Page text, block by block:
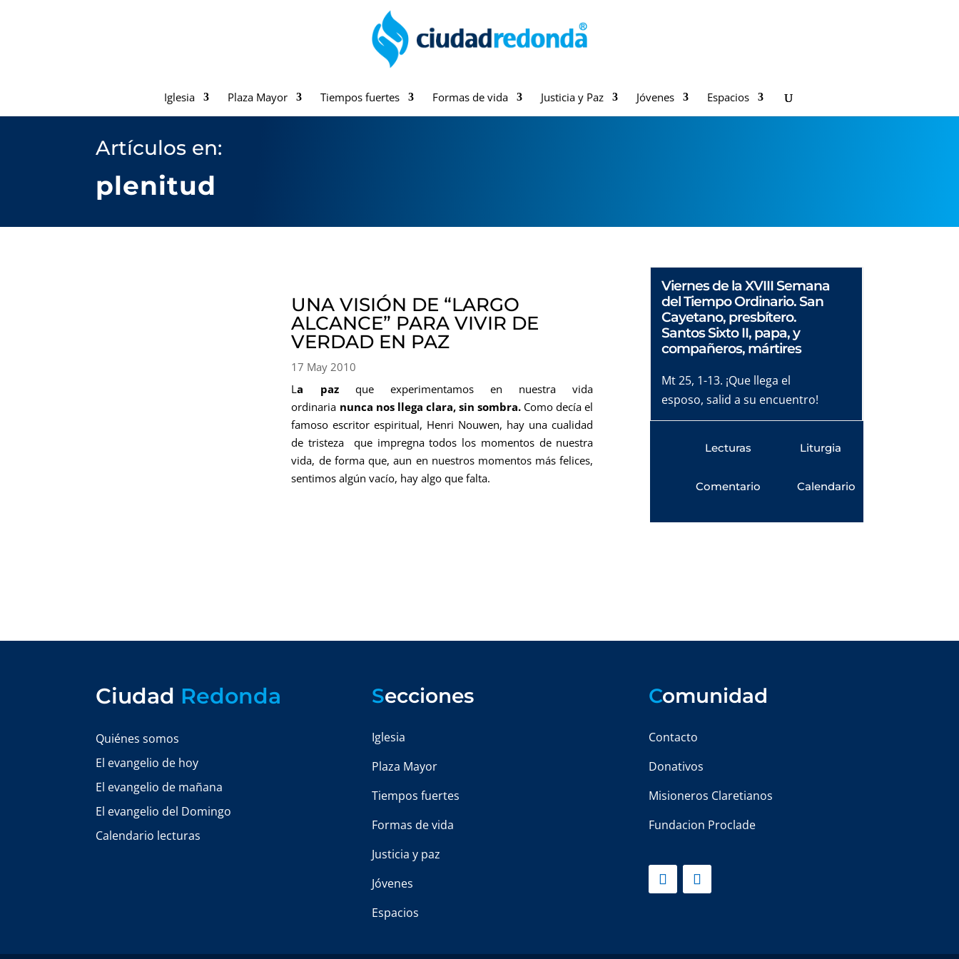
Iglesia Plaza Mayor Tiempos fuertes Formas de vida Justicia y Paz Jóvenes Espacios
Artículos en:
plenitud
UNA VISIÓN DE “LARGO
ALCANCE” PARA VIVIR DE
VERDAD EN PAZ
17 May 2010
La pazque experimentamos en nuestra vida
ordinaria nunca nos llega clara, sin sombra. Como decía el
famoso escritor espiritual, Henri Nouwen, hay una cualidad
de tristeza que impregna todos los momentos de nuestra
vida, de forma que, aun en nuestros momentos más felices,
sentimos algún vacío, hay algo que falta.
Viernes de la XVIII Semana
del Tiempo Ordinario. San
Cayetano, presbítero.
Santos Sixto II, papa, y
compañeros, mártires
Mt 25, 1-13. ¡Que llega el
esposo, salid a su encuentro!
Lecturas
Comentario
Liturgia
Calendario
Ciudad Redonda
Quiénes somos
El evangelio de hoy
El evangelio de mañana
El evangelio del Domingo
Calendario lecturas
Secciones
Iglesia
Plaza Mayor
Tiempos fuertes
Formas de vida
Justicia y paz
Jóvenes
Espacios
Comunidad
Contacto
Donativos
Misioneros Claretianos
Fundacion Proclade